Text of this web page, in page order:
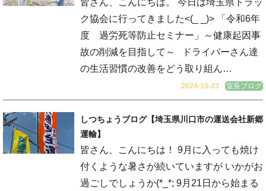
皆さん、こんにちは。 今日は埼玉県トラッ
ク協会に行ってきました<(_ _)> 「令和6年
度 過労死等防止セミナー」～健康起因事
故の削減を目指して～ ドライバーさん達
の生活習慣の改善をどう取り組ん…
2024-10-23 室長ブログ
しつちょうブログ【埼玉県川口市の運送会社新郷
運輸】
皆さん、こんにちは！ 9月に入っても焼け
付くような暑さが続いていますが いかがお
過ごしでしょうか(*_*; 9月21日から始まる